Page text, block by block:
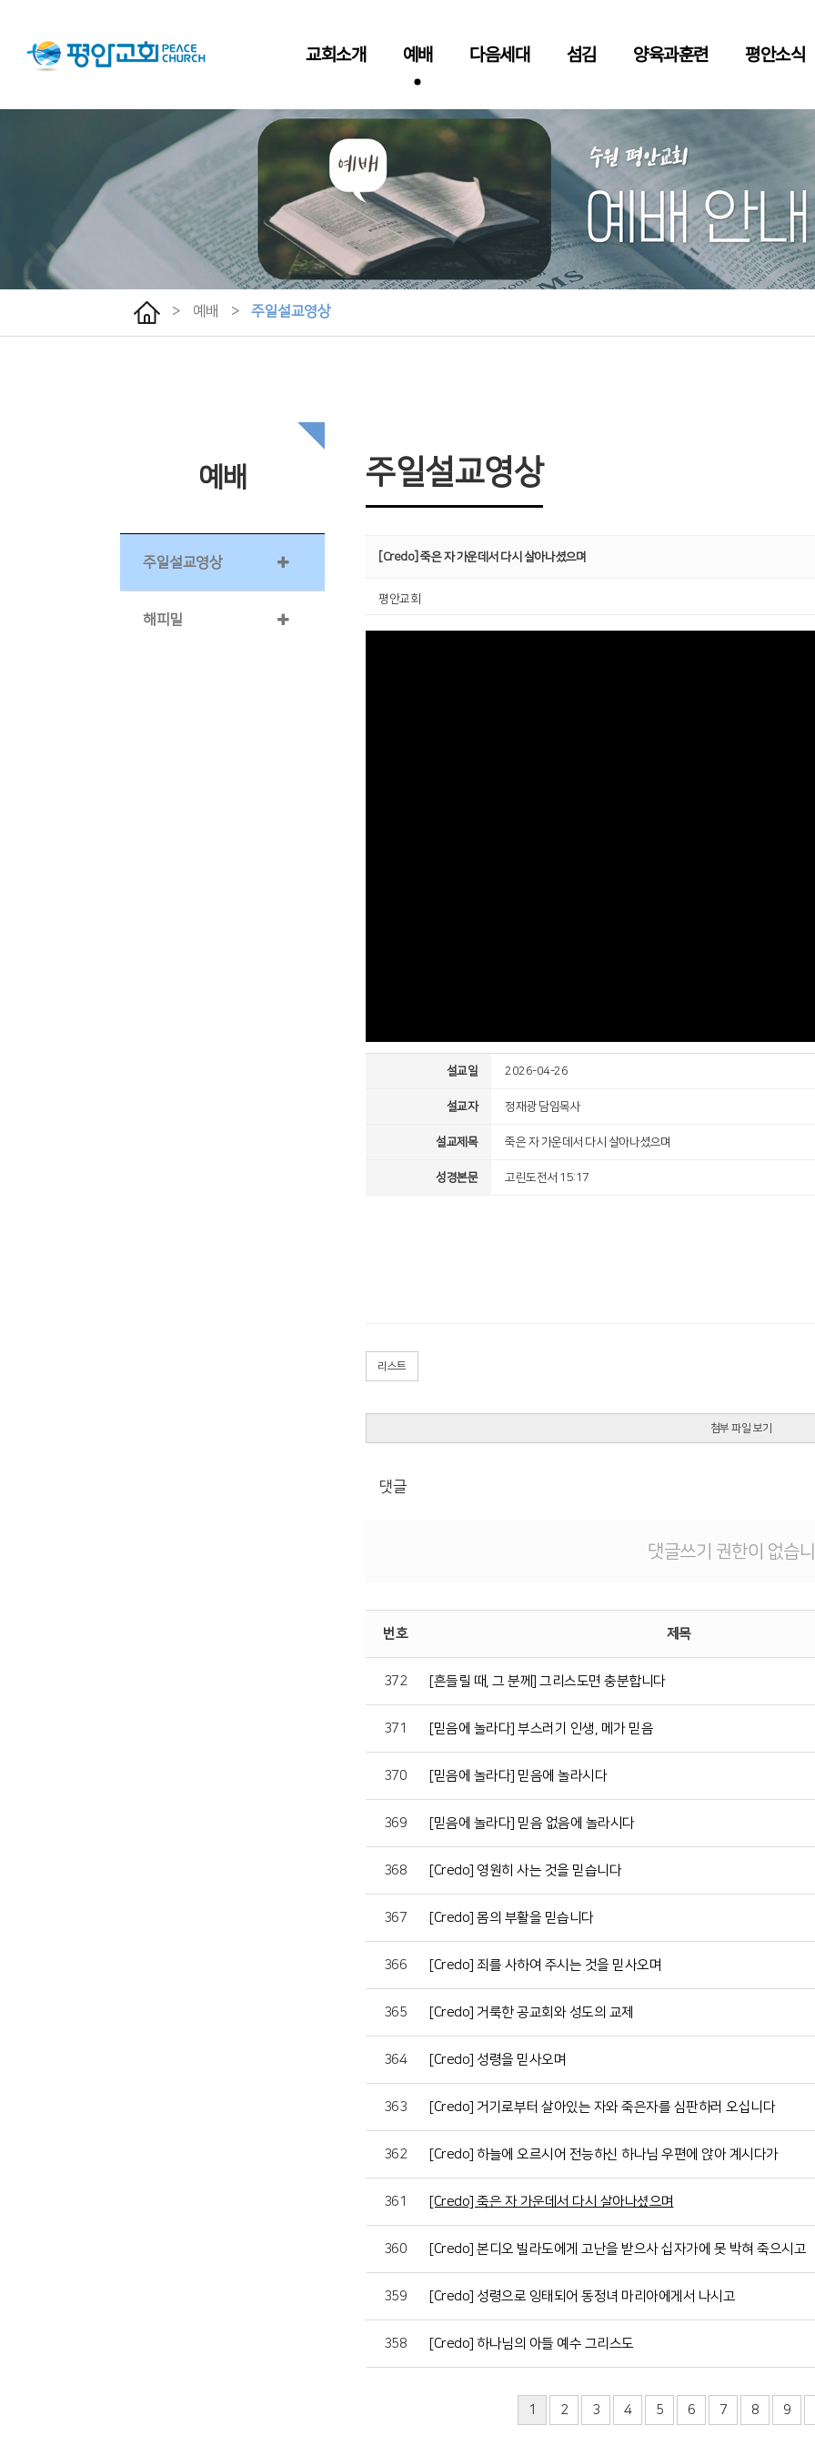
교회소개 예배 다음세대 섬김 양육과훈련 평안소식
> 예배 > 주일설교영상
예배
주일설교영상
해피밀
주일설교영상
[Credo] 죽은 자 가운데서 다시 살아나셨으며
평안교회
설교일 2026-04-26
설교자 정재광 담임목사
설교제목 죽은 자 가운데서 다시 살아나셨으며
성경본문 고린도전서 15:17
리스트
첨부 파일 보기
댓글
댓글쓰기 권한이 없습
번호 제목
372 [흔들릴 때, 그 분께] 그리스도면 충분합니다
371 [믿음에 놀라다] 부스러기 인생, 메가 믿음
370 [믿음에 놀라다] 믿음에 놀라시다
369 [믿음에 놀라다] 믿음 없음에 놀라시다
368 [Credo] 영원히 사는 것을 믿습니다
367 [Credo] 몸의 부활을 믿습니다
366 [Credo] 죄를 사하여 주시는 것을 믿사오며
365 [Credo] 거룩한 공교회와 성도의 교제
364 [Credo] 성령을 믿사오며
363 [Credo] 거기로부터 살아있는 자와 죽은자를 심판하러 오십니다
362 [Credo] 하늘에 오르시어 전능하신 하나님 우편에 앉아 계시다가
361 [Credo] 죽은 자 가운데서 다시 살아나셨으며
360 [Credo] 본디오 빌라도에게 고난을 받으사 십자가에 못 박혀 죽으시고
359 [Credo] 성령으로 잉태되어 동정녀 마리아에게서 나시고
358 [Credo] 하나님의 아들 예수 그리스도
1 2 3 4 5 6 7 8 9